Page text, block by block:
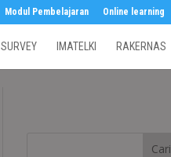
Modul Pembelajaran Online learning
SURVEY IMATELKI RAKERNAS
Cari